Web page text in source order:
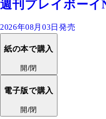
週刊プレイボーイ
2026年08月03日発売
紙の本で購入
開/閉
電子版で購入
開/閉